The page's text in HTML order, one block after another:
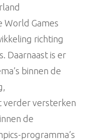
Games
richting
Daarnaast is er
binnen de
verder versterken
de
programma’s